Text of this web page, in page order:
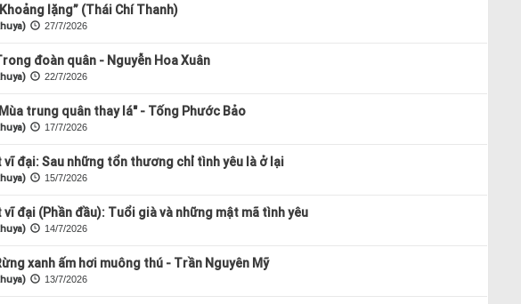
lặng” (Thái Chí Thanh)
27/7/2026
đoàn quân - Nguyễn Hoa Xuân
22/7/2026
trung quân thay lá" - Tống Phước Bảo
17/7/2026
đại: Sau những tổn thương chỉ tình yêu là ở lại
15/7/2026
đại (Phần đầu): Tuổi già và những mật mã tình yêu
14/7/2026
xanh ấm hơi muông thú - Trần Nguyên Mỹ
13/7/2026